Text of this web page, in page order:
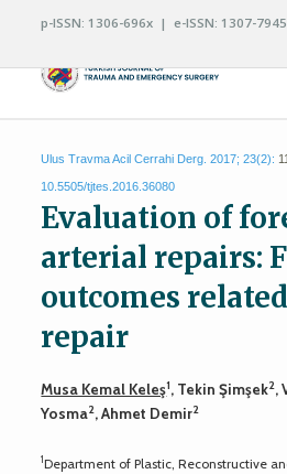
p-ISSN: 1306-696x | e-ISSN: 1307-7945
Ulus Travma Acil Cerrahi Derg. 2017; 23(2):
10.5505/tjtes.2016.36080
Evaluation of
arterial repairs:
outcomes
repair
Musa Kemal Keleş1, Tekin Şimşek2,
Yosma2, Ahmet Demir2
1Department of Plastic, Reconstructive